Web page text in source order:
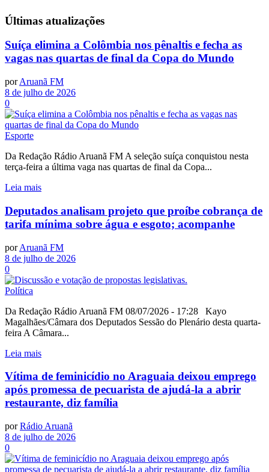
Últimas atualizações
Suíça elimina a Colômbia nos pênaltis e fecha as
vagas nas quartas de final da Copa do Mundo
por Aruanã FM
8 de julho de 2026
0
Esporte
Da Redação Rádio Aruanã FM A seleção suíça conquistou nesta
terça-feira a última vaga nas quartas de final da Copa...
Leia mais
Deputados analisam projeto que proíbe cobrança de
tarifa mínima sobre água e esgoto; acompanhe
por Aruanã FM
8 de julho de 2026
0
Política
Da Redação Rádio Aruanã FM 08/07/2026 - 17:28 Kayo
Magalhães/Câmara dos Deputados Sessão do Plenário desta quarta-
feira A Câmara...
Leia mais
Vítima de feminicídio no Araguaia deixou emprego
após promessa de pecuarista de ajudá-la a abrir
restaurante, diz família
por Rádio Aruanã
8 de julho de 2026
0